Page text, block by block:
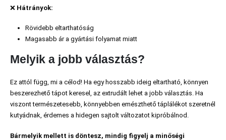
❌ Hátrányok:
Rövidebb eltarthatóság
Magasabb ár a gyártási folyamat miatt
Melyik a jobb választás?
Ez attól függ, mi a célod! Ha egy hosszabb ideig eltartható, könnyen
beszerezhető tápot keresel, az extrudált lehet a jobb választás. Ha
viszont természetesebb, könnyebben emészthető táplálékot szeretnél
kutyádnak, érdemes a hidegen sajtolt változatot kipróbálnod.
Bármelyik mellett is döntesz, mindig figyelj a minőségi